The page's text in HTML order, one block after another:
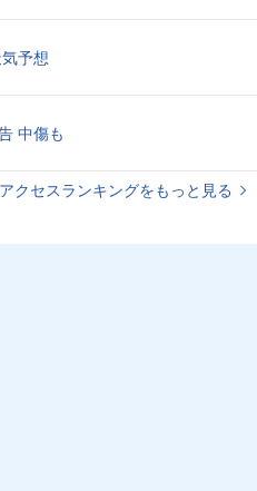
予想
中傷も
クセスランキングをもっと見る